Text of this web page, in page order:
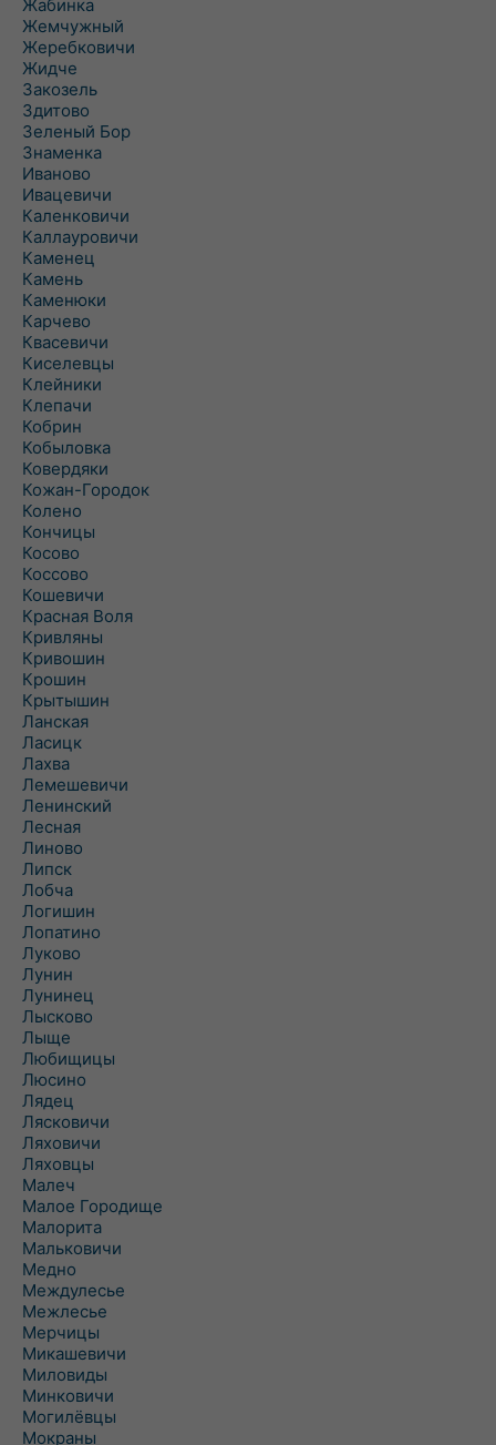
Жабинка
Жемчужный
Жеребковичи
Жидче
Закозель
Здитово
Зеленый Бор
Знаменка
Иваново
Ивацевичи
Каленковичи
Каллауровичи
Каменец
Камень
Каменюки
Карчево
Квасевичи
Киселевцы
Клейники
Клепачи
Кобрин
Кобыловка
Ковердяки
Кожан-Городок
Колено
Кончицы
Косово
Коссово
Кошевичи
Красная Воля
Кривляны
Кривошин
Крошин
Крытышин
Ланская
Ласицк
Лахва
Лемешевичи
Ленинский
Лесная
Линово
Липск
Лобча
Логишин
Лопатино
Луково
Лунин
Лунинец
Лысково
Лыще
Любищицы
Люсино
Лядец
Лясковичи
Ляховичи
Ляховцы
Малеч
Малое Городище
Малорита
Мальковичи
Медно
Междулесье
Межлесье
Мерчицы
Микашевичи
Миловиды
Минковичи
Могилёвцы
Мокраны